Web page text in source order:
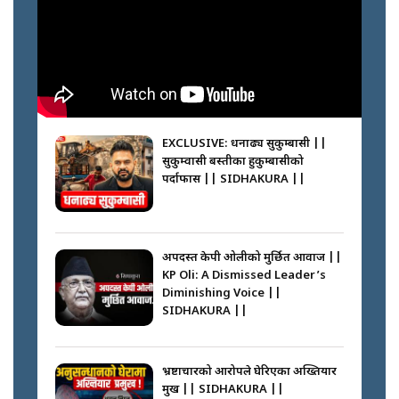
||
फेरि स्वर्गनर्कको यात्रामा ओली–प्रचण्ड ||
कस्तो छ नागढुङ्गा सुरुङमार्ग ? ||
SIDHAKURA ||
कहाँ हरायो ग्यास ? || Where Did
the Gas Go? || SIDHAKURA ||
? || SIDHAKURA ||
लगाउन जानेलाई रोकौँः रवि लामिछाने ||
SIDHAKURA ||
EXCLUSIVE: धनाढ्य सुकुम्बासी ||
सुकुम्वासी बस्तीका हुकुम्बासीको
पर्दाफास || SIDHAKURA ||
अपदस्त केपी ओलीको मुर्छित आवाज ||
KP Oli: A Dismissed Leader’s
Diminishing Voice ||
SIDHAKURA ||
भ्रष्टाचारको आरोपले घेरिएका अख्तियार
प्रमुख || SIDHAKURA ||